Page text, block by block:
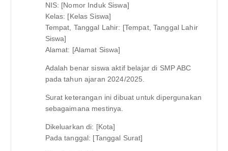
NIS: [Nomor Induk Siswa]
Kelas: [Kelas Siswa]
Tempat, Tanggal Lahir: [Tempat, Tanggal Lahir
Siswa]
Alamat: [Alamat Siswa]
Adalah benar siswa aktif belajar di SMP ABC
pada tahun ajaran 2024/2025.
Surat keterangan ini dibuat untuk dipergunakan
sebagaimana mestinya.
Dikeluarkan di: [Kota]
Pada tanggal: [Tanggal Surat]